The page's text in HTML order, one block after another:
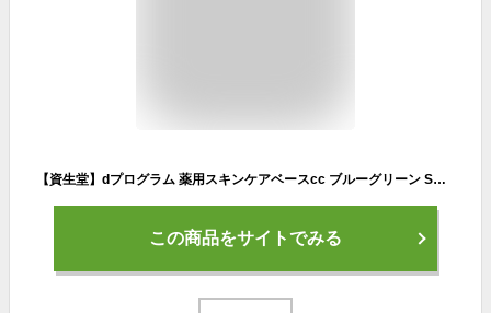
【資生堂】dプログラム 薬用スキンケアベースcc ブルーグリーン SHISEIDO しせいどう シセイドウ 下地 敏感肌 赤ら顔 ニキビ跡 色むら 医薬部外品 くま SPF20 無香料 パラベンフリー アルコールフリー 鉱物油フリー
この商品をサイトでみる